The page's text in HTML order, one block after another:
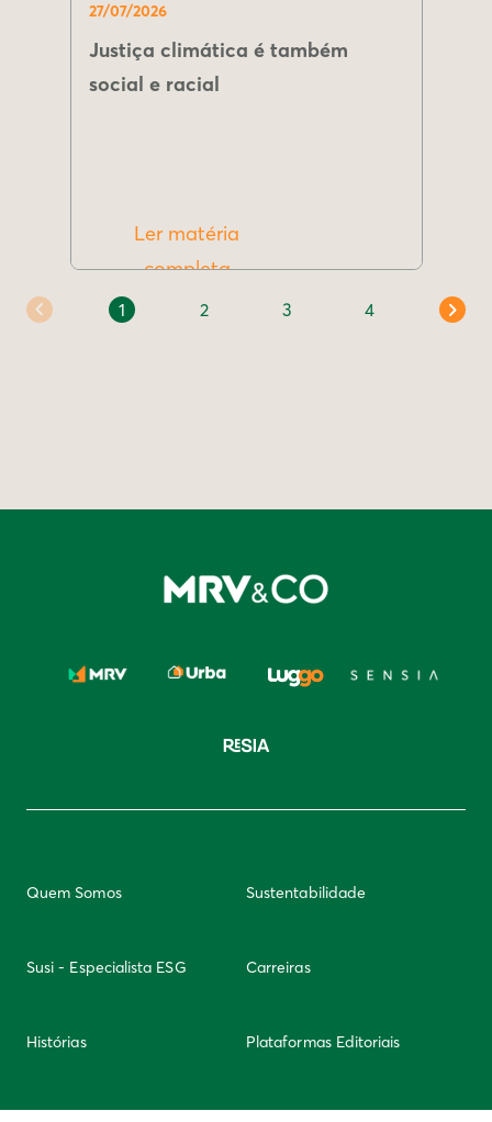
27/07/2026
Justiça climática é também
social e racial
Ler matéria
completa
1 2 3 4
Quem Somos Sustentabilidade
Susi - Especialista ESG Carreiras
Histórias Plataformas Editoriais
Newsletter Integridade